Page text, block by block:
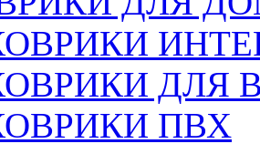
ДЛЯ
ПВХ